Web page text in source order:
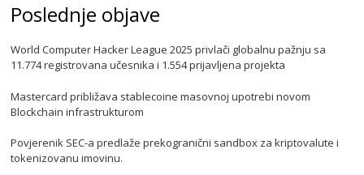
Poslednje objave
World Computer Hacker League 2025 privlači globalnu pažnju sa
11.774 registrovana učesnika i 1.554 prijavljena projekta
Mastercard približava stablecoine masovnoj upotrebi novom
Blockchain infrastrukturom
Povjerenik SEC-a predlaže prekogranični sandbox za kriptovalute i
tokenizovanu imovinu.